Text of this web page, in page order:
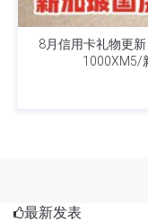
8月信用卡礼物更
1000XM5/
最新发表